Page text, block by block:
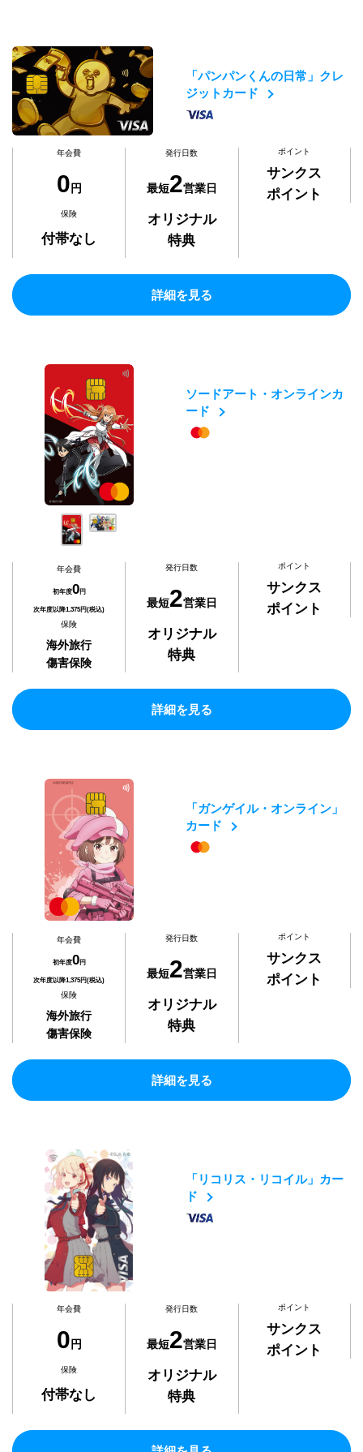
「パンパンくんの日常」クレ
ジットカード
年会費
0円
発行日数
最短2営業日
ポイント
サンクス
ポイント
保険
付帯なし
オリジナル
特典
詳細を見る
ソードアート・オンラインカ
ード
年会費
初年度0円
次年度以降1,375円(税込)
発行日数
最短2営業日
ポイント
サンクス
ポイント
保険
海外旅行
傷害保険
オリジナル
特典
詳細を見る
「ガンゲイル・オンライン」
カード
年会費
初年度0円
次年度以降1,375円(税込)
発行日数
最短2営業日
ポイント
サンクス
ポイント
保険
海外旅行
傷害保険
オリジナル
特典
詳細を見る
「リコリス・リコイル」カー
ド
年会費
0 円
発行日数
最短2営業日
ポイント
サンクス
ポイント
保険
付帯なし
オリジナル
特典